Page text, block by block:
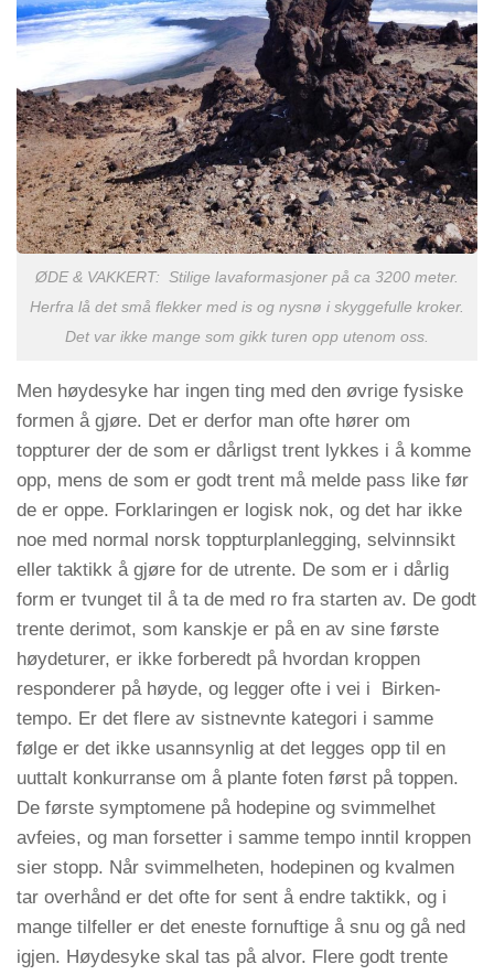
ØDE & VAKKERT: Stilige lavaformasjoner på ca 3200 meter.
Herfra lå det små flekker med is og nysnø i skyggefulle kroker.
Det var ikke mange som gikk turen opp utenom oss.
Men høydesyke har ingen ting med den øvrige fysiske
formen å gjøre. Det er derfor man ofte hører om
toppturer der de som er dårligst trent lykkes i å komme
opp, mens de som er godt trent må melde pass like før
de er oppe. Forklaringen er logisk nok, og det har ikke
noe med normal norsk toppturplanlegging, selvinnsikt
eller taktikk å gjøre for de utrente. De som er i dårlig
form er tvunget til å ta de med ro fra starten av. De godt
trente derimot, som kanskje er på en av sine første
høydeturer, er ikke forberedt på hvordan kroppen
responderer på høyde, og legger ofte i vei i Birken-
tempo. Er det flere av sistnevnte kategori i samme
følge er det ikke usannsynlig at det legges opp til en
uuttalt konkurranse om å plante foten først på toppen.
De første symptomene på hodepine og svimmelhet
avfeies, og man forsetter i samme tempo inntil kroppen
sier stopp. Når svimmelheten, hodepinen og kvalmen
tar overhånd er det ofte for sent å endre taktikk, og i
mange tilfeller er det eneste fornuftige å snu og gå ned
igjen. Høydesyke skal tas på alvor. Flere godt trente